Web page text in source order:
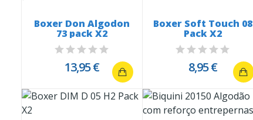
Boxer Don Algodon
73 pack X2
13,95 €
Boxer Soft Touch 08
Pack X2
8,95 €